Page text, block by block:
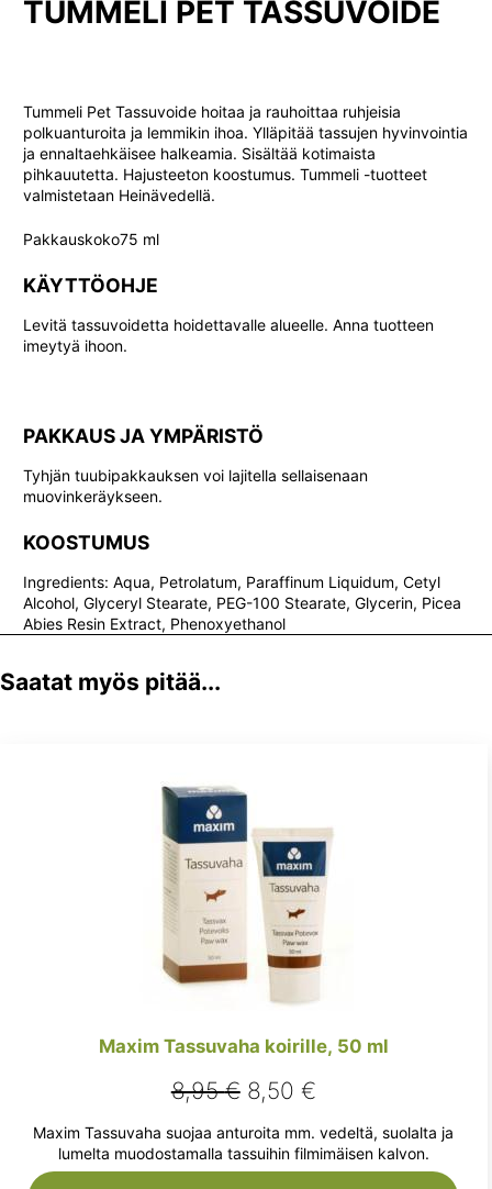
TUMMELI PET TASSUVOIDE
Tummeli Pet Tassuvoide hoitaa ja rauhoittaa ruhjeisia
polkuanturoita ja lemmikin ihoa. Ylläpitää tassujen hyvinvointia
ja ennaltaehkäisee halkeamia. Sisältää kotimaista
pihkauutetta. Hajusteeton koostumus. Tummeli -tuotteet
valmistetaan Heinävedellä.
Pakkauskoko75 ml
KÄYTTÖOHJE
Levitä tassuvoidetta hoidettavalle alueelle. Anna tuotteen
imeytyä ihoon.
PAKKAUS JA YMPÄRISTÖ
Tyhjän tuubipakkauksen voi lajitella sellaisenaan
muovinkeräykseen.
KOOSTUMUS
Ingredients: Aqua, Petrolatum, Paraffinum Liquidum, Cetyl
Alcohol, Glyceryl Stearate, PEG-100 Stearate, Glycerin, Picea
Abies Resin Extract, Phenoxyethanol
Saatat myös pitää...
Maxim Tassuvaha koirille, 50 ml
8,95€ Alkuperäinen
hinta
oli:
8,50 €Nykyinen
hinta
on:
Maxim Tassuvaha suojaa anturoita mm. vedeltä, suolalta ja
lumelta muodostamalla tassuihin filmimäisen kalvon.